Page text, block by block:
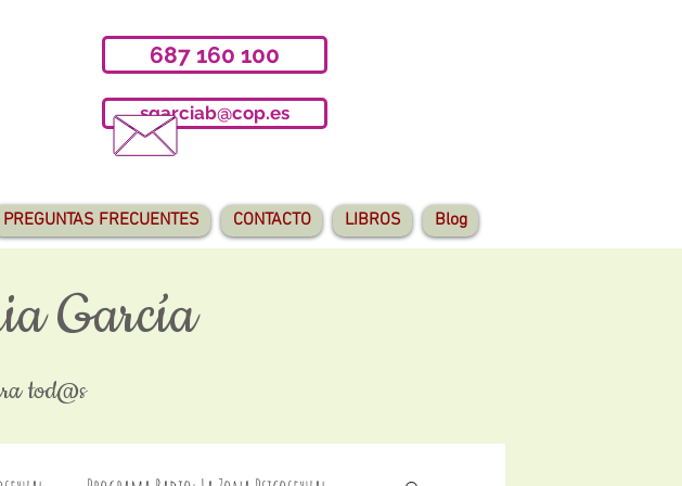
687 160 100
sgarciab@cop.es
PREGUNTAS FRECUENTES CONTACTO LIBROS Blog
García
tod@s